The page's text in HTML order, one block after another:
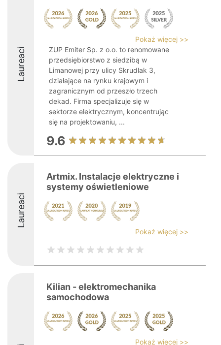
Laureaci
Pokaż więcej >>
ZUP Emiter Sp. z o.o. to renomowane
przedsiębiorstwo z siedzibą w
Limanowej przy ulicy Skrudlak 3,
działające na rynku krajowym i
zagranicznym od przeszło trzech
dekad. Firma specjalizuje się w
sektorze elektrycznym, koncentrując
się na projektowaniu, ...
9.6
Laureaci
Artmix. Instalacje elektryczne i
systemy oświetleniowe
Pokaż więcej >>
Kilian - elektromechanika
samochodowa
Pokaż więcej >>